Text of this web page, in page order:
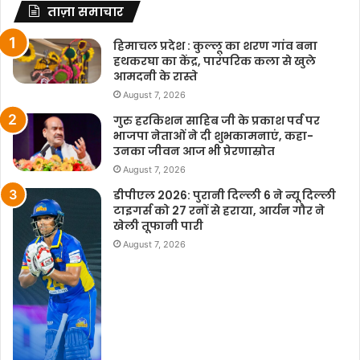
प्रश्न 14: यदि 15 दिनों में काम नहीं मिला तो क्या होगा?
ऐसी स्थिति में मजदूर को बेरोजगारी भत्ता मिलेगा।
प्रश्न 15: बेरोजगारी भत्ता कितना मिलेगा?
पहले 30 दिनों तक तय मजदूरी का कम से कम एक-चौथाई और उसके बाद
कम से कम आधी मजदूरी भत्ते के रूप में मिलेगी।
प्रश्न 16: क्या मजदूरी दर बढ़ेगी?
हां। नए कानून के तहत मजदूरी दर बढ़ाई जाएगी। नई दरें आने तक पुरानी
मनरेगा मजदूरी दर लागू रहेगी।
प्रश्न 17: मजदूरी का भुगतान कितनी जल्दी होगा?
मजदूरी हर सप्ताह या अधिकतम 15 दिनों के भीतर दी जाएगी।
ताज़ा समाचार
हिमाचल प्रदेश : कुल्लू का शरण गांव बना
हथकरघा का केंद्र, पारंपरिक कला से खुले
आमदनी के रास्ते
August 7, 2026
गुरु हरकिशन साहिब जी के प्रकाश पर्व पर
भाजपा नेताओं ने दी शुभकामनाएं, कहा-
उनका जीवन आज भी प्रेरणास्रोत
August 7, 2026
डीपीएल 2026: पुरानी दिल्ली 6 ने न्यू दिल्ली
टाइगर्स को 27 रनों से हराया, आर्यन गौर ने
खेली तूफानी पारी
August 7, 2026